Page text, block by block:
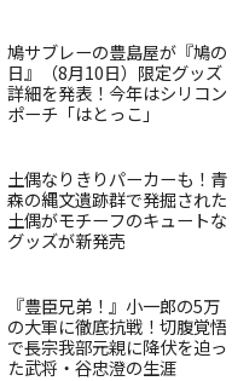
鳩サブレーの豊島屋が『鳩の
日』（8月10日）限定グッズ
詳細を発表！今年はシリコン
ポーチ「はとっこ」
土偶なりきりパーカーも！青
森の縄文遺跡群で発掘された
土偶がモチーフのキュートな
グッズが新発売
『豊臣兄弟！』小一郎の5万
の大軍に徹底抗戦！切腹覚悟
で長宗我部元親に降伏を迫っ
た武将・谷忠澄の生涯